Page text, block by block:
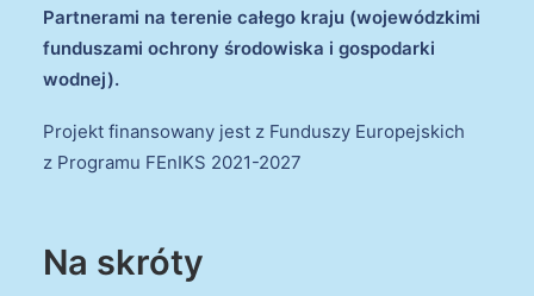
Partnerami na terenie całego kraju (wojewódzkimi
funduszami ochrony środowiska i gospodarki
wodnej).
Projekt finansowany jest z Funduszy Europejskich
z Programu FEnIKS 2021-2027
Na skróty